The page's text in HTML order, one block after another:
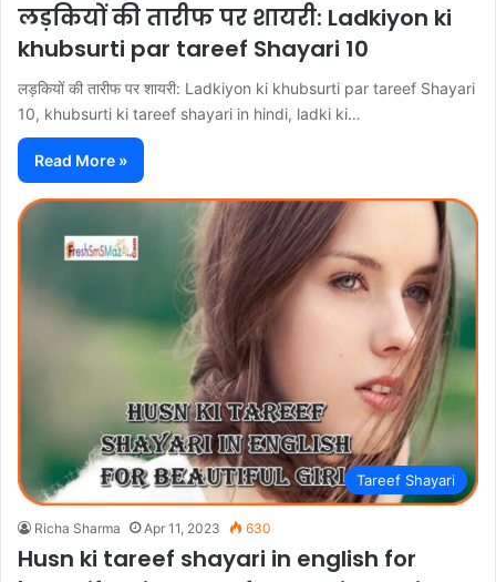
लड़कियों की तारीफ पर शायरी: Ladkiyon ki
khubsurti par tareef Shayari 10
लड़कियों की तारीफ पर शायरी: Ladkiyon ki khubsurti par tareef Shayari
10, khubsurti ki tareef shayari in hindi, ladki ki…
Read More »
Tareef Shayari
Richa Sharma Apr 11, 2023 630
Husn ki tareef shayari in english for